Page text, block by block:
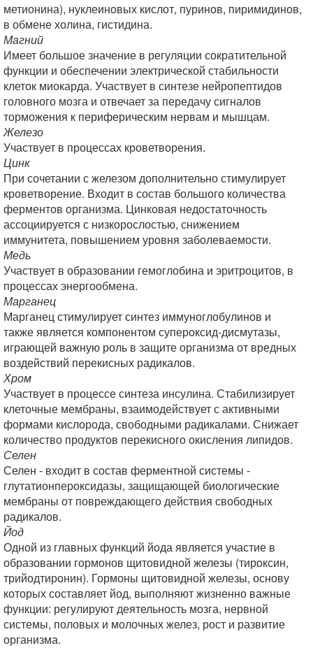
метионина), нуклеиновых кислот, пуринов, пиримидинов,
в обмене холина, гистидина.
Магний
Имеет большое значение в регуляции сократительной
функции и обеспечении электрической стабильности
клеток миокарда. Участвует в синтезе нейропептидов
головного мозга и отвечает за передачу сигналов
торможения к периферическим нервам и мышцам.
Железо
Участвует в процессах кроветворения.
Цинк
При сочетании с железом дополнительно стимулирует
кроветворение. Входит в состав большого количества
ферментов организма. Цинковая недостаточность
ассоциируется с низкорослостью, снижением
иммунитета, повышением уровня заболеваемости.
Медь
Участвует в образовании гемоглобина и эритроцитов, в
процессах энергообмена.
Марганец
Марганец стимулирует синтез иммуноглобулинов и
также является компонентом супероксид-дисмутазы,
играющей важную роль в защите организма от вредных
воздействий перекисных радикалов.
Хром
Участвует в процессе синтеза инсулина. Стабилизирует
клеточные мембраны, взаимодействует с активными
формами кислорода, свободными радикалами. Снижает
количество продуктов перекисного окисления липидов.
Селен
Селен - входит в состав ферментной системы -
глутатионпероксидазы, защищающей биологические
мембраны от повреждающего действия свободных
радикалов.
Йод
Одной из главных функций йода является участие в
образовании гормонов щитовидной железы (тироксин,
трийодтиронин). Гормоны щитовидной железы, основу
которых составляет йод, выполняют жизненно важные
функции: регулируют деятельность мозга, нервной
системы, половых и молочных желез, рост и развитие
организма.